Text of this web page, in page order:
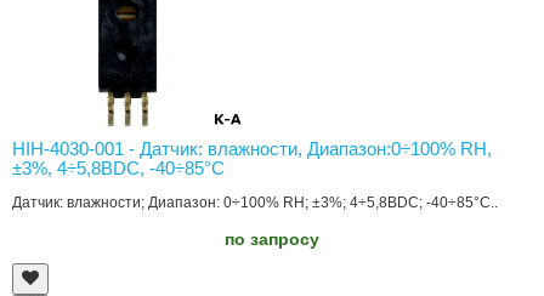
HIH-4030-001 - Датчик: влажности, Диапазон:0÷100% RH,
±3%, 4÷5,8ВDC, -40÷85°C
Датчик: влажности; Диапазон: 0÷100% RH; ±3%; 4÷5,8ВDC; -40÷85°C..
по запросу